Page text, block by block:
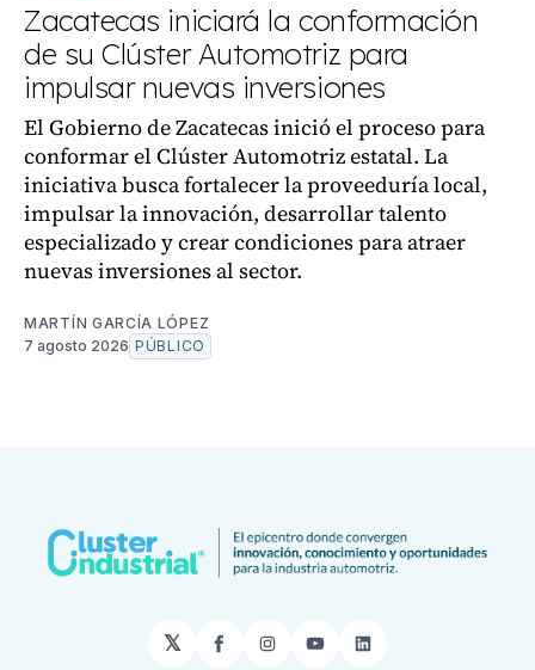
Zacatecas iniciará la conformación
de su Clúster Automotriz para
impulsar nuevas inversiones
El Gobierno de Zacatecas inició el proceso para
conformar el Clúster Automotriz estatal. La
iniciativa busca fortalecer la proveeduría local,
impulsar la innovación, desarrollar talento
especializado y crear condiciones para atraer
nuevas inversiones al sector.
MARTÍN GARCÍA LÓPEZ
7 agosto 2026 PÚBLICO
𝕏 Facebook
Instagram
YouTubeLinkedIn